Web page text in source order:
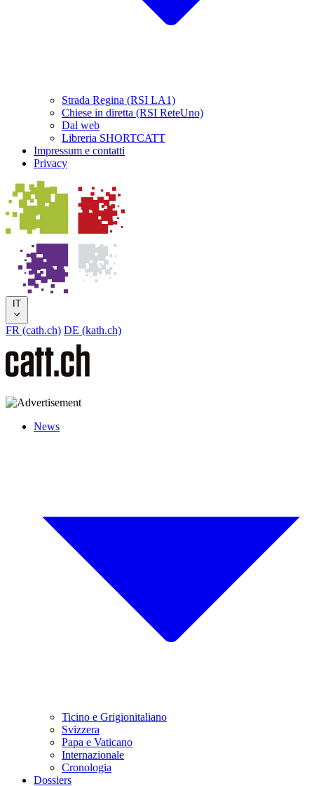
Strada Regina (RSI LA1)
Chiese in diretta (RSI ReteUno)
Dal web
Libreria SHORTCATT
Impressum e contatti
Privacy
IT
FR (cath.ch) DE (kath.ch)
News
Ticino e Grigionitaliano
Svizzera
Papa e Vaticano
Internazionale
Cronologia
Dossiers